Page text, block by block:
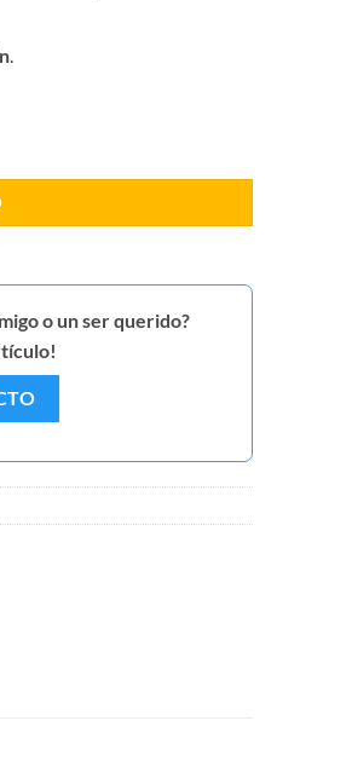
.
o un ser querido?